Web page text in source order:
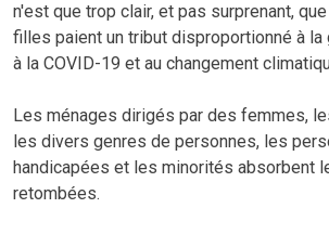
n'est que trop clair, et pas surprenant,
filles paient un tribut disproportionné à la
à la COVID-19 et au changement
Les ménages dirigés par des femmes,
les divers genres de personnes, les
handicapées et les minorités absorbent
retombées.